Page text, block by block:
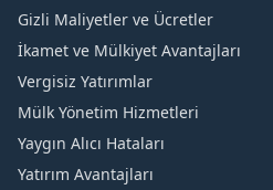
Gizli Maliyetler ve Ücretler
İkamet ve Mülkiyet Avantajları
Vergisiz Yatırımlar
Mülk Yönetim Hizmetleri
Yaygın Alıcı Hataları
Yatırım Avantajları